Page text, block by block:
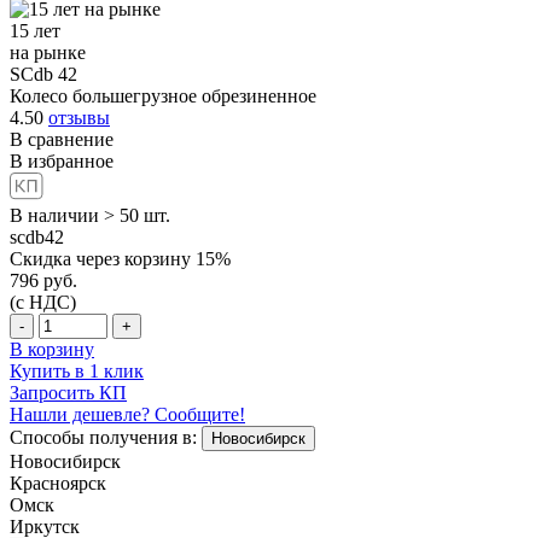
15 лет
на рынке
SCdb 42
Колесо большегрузное обрезиненное
4.50 отзывы
В сравнение
В избранное
В наличии > 50 шт.
scdb42
Скидка через корзину 15%
796 руб.
(с НДС)
- +
В корзину
Купить в 1 клик
Запросить КП
Нашли дешевле? Сообщите!
Способы получения в:
Новосибирск
Новосибирск
Красноярск
Омск
Иркутск